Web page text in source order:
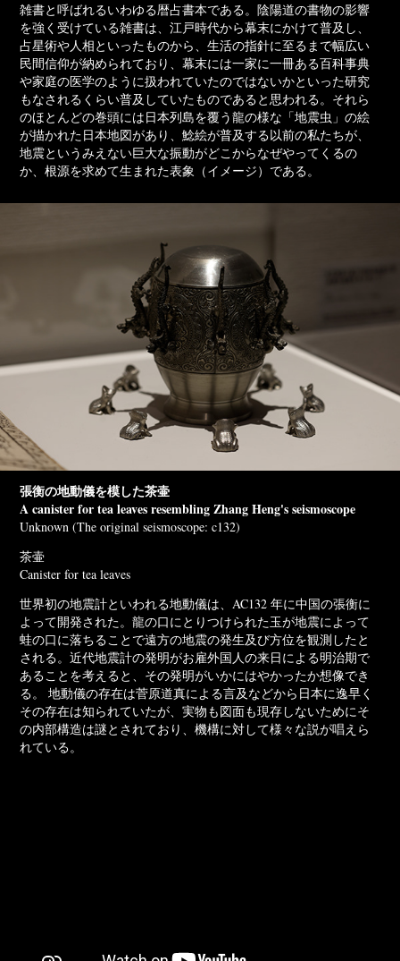
雑書と呼ばれるいわゆる暦占書本である。陰陽道の書物の影響
を強く受けている雑書は、江戸時代から幕末にかけて普及し、
占星術や人相といったものから、生活の指針に至るまで幅広い
民間信仰が納められており、幕末には一家に一冊ある百科事典
や家庭の医学のように扱われていたのではないかといった研究
もなされるくらい普及していたものであると思われる。それら
のほとんどの巻頭には日本列島を覆う龍の様な「地震虫」の絵
が描かれた日本地図があり、鯰絵が普及する以前の私たちが、
地震というみえない巨大な振動がどこからなぜやってくるの
か、根源を求めて生まれた表象（イメージ）である。
張衡の地動儀を模した茶壷
A canister for tea leaves resembling Zhang Heng's seismoscope
Unknown (The original seismoscope: c132)
茶壷
Canister for tea leaves
世界初の地震計といわれる地動儀は、AC132 年に中国の張衡に
よって開発された。龍の口にとりつけられた玉が地震によって
蛙の口に落ちることで遠方の地震の発生及び方位を観測したと
される。近代地震計の発明がお雇外国人の来日による明治期で
あることを考えると、その発明がいかにはやかったか想像でき
る。 地動儀の存在は菅原道真による言及などから日本に逸早く
その存在は知られていたが、実物も図面も現存しないためにそ
の内部構造は謎とされており、機構に対して様々な説が唱えら
れている。